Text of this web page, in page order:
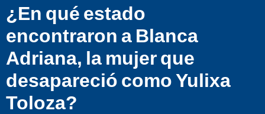
¿En qué estado
encontraron a Blanca
Adriana, la mujer que
desapareció como Yulixa
Toloza?